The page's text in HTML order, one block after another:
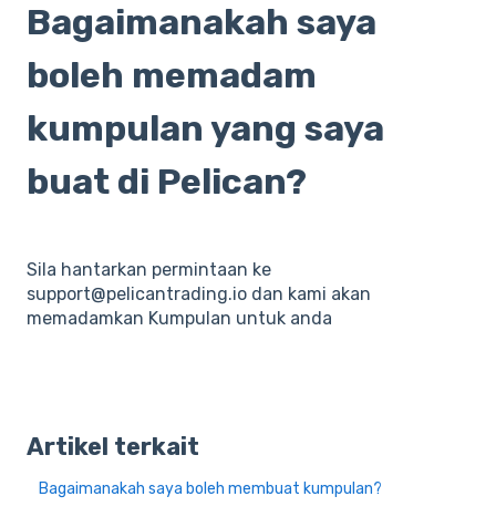
Bagaimanakah saya
boleh memadam
kumpulan yang saya
buat di Pelican?
Sila hantarkan permintaan ke
support@pelicantrading.io dan kami akan
memadamkan Kumpulan untuk anda
Artikel terkait
Bagaimanakah saya boleh membuat kumpulan?